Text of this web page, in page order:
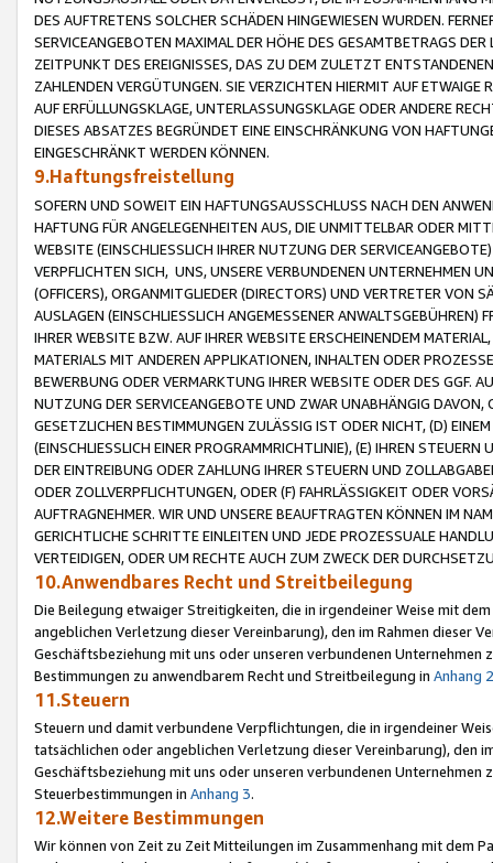
DES AUFTRETENS SOLCHER SCHÄDEN HINGEWIESEN WURDEN.
SERVICEANGEBOTEN MAXIMAL DER HÖHE DES GESAMTBETRAGS
ZEITPUNKT DES EREIGNISSES, DAS ZU DEM ZULETZT
ZAHLENDEN VERGÜTUNGEN. SIE VERZICHTEN HIERMIT AUF
AUF ERFÜLLUNGSKLAGE, UNTERLASSUNGSKLAGE ODER ANDERE
DIESES ABSATZES BEGRÜNDET EINE EINSCHRÄNKUNG VON
EINGESCHRÄNKT WERDEN KÖNNEN.
9.Haftungsfreistellung
SOFERN UND SOWEIT EIN HAFTUNGSAUSSCHLUSS NACH DEN
HAFTUNG FÜR ANGELEGENHEITEN AUS, DIE UNMITTELBAR ODER
WEBSITE (EINSCHLIESSLICH IHRER NUTZUNG DER
VERPFLICHTEN SICH, UNS, UNSERE VERBUNDENEN UNTERNEHMEN
(OFFICERS), ORGANMITGLIEDER (DIRECTORS) UND VERTRETER VON
AUSLAGEN (EINSCHLIESSLICH ANGEMESSENER
IHRER WEBSITE BZW. AUF IHRER WEBSITE ERSCHEINENDEM
MATERIALS MIT ANDEREN APPLIKATIONEN, INHALTEN ODER
BEWERBUNG ODER VERMARKTUNG IHRER WEBSITE ODER DES GGF.
NUTZUNG DER SERVICEANGEBOTE UND ZWAR UNABHÄNGIG
GESETZLICHEN BESTIMMUNGEN ZULÄSSIG IST ODER NICHT, (D)
(EINSCHLIESSLICH EINER PROGRAMMRICHTLINIE), (E) IHREN
DER EINTREIBUNG ODER ZAHLUNG IHRER STEUERN UND
ODER ZOLLVERPFLICHTUNGEN, ODER (F) FAHRLÄSSIGKEIT ODER
AUFTRAGNEHMER. WIR UND UNSERE BEAUFTRAGTEN KÖNNEN IM
GERICHTLICHE SCHRITTE EINLEITEN UND JEDE PROZESSUALE
VERTEIDIGEN, ODER UM RECHTE AUCH ZUM ZWECK DER
10.Anwendbares Recht und Streitbeilegung
Die Beilegung etwaiger Streitigkeiten, die in irgendeiner Weise mit
angeblichen Verletzung dieser Vereinbarung), den im Rahmen dieser
Geschäftsbeziehung mit uns oder unseren verbundenen
Bestimmungen zu anwendbarem Recht und Streitbeilegung in Anhang 2
11.Steuern
Steuern und damit verbundene Verpflichtungen, die in irgendeiner
tatsächlichen oder angeblichen Verletzung dieser Vereinbarung), den
Geschäftsbeziehung mit uns oder unseren verbundenen
Steuerbestimmungen in Anhang 3.
12.Weitere Bestimmungen
Wir können von Zeit zu Zeit Mitteilungen im Zusammenhang mit dem